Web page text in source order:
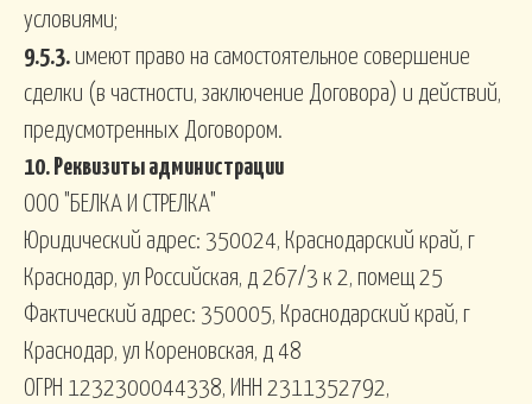
условиями;
9.5.3. имеют право на самостоятельное совершение
сделки (в частности, заключение Договора) и действий,
предусмотренных Договором.
10. Реквизиты администрации
ООО "БЕЛКА И СТРЕЛКА"
Юридический адрес: 350024, Краснодарский край, г
Краснодар, ул Российская, д 267/3 к 2, помещ 25
Фактический адрес: 350005, Краснодарский край, г
Краснодар, ул Кореновская, д 48
ОГРН 1232300044338, ИНН 2311352792,